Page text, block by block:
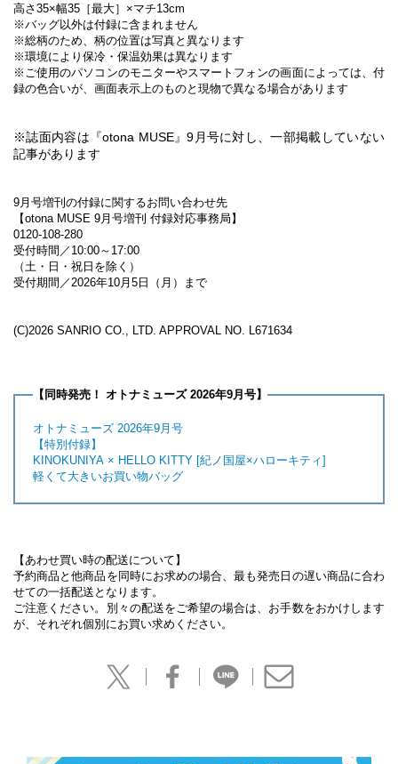
高さ35×幅35［最大］×マチ13cm
※バッグ以外は付録に含まれません
※総柄のため、柄の位置は写真と異なります
※環境により保冷・保温効果は異なります
※ご使用のパソコンのモニターやスマートフォンの画面によっては、付
録の色合いが、画面表示上のものと現物で異なる場合があります
※誌面内容は『otona MUSE』9月号に対し、一部掲載していない
記事があります
9月号増刊の付録に関するお問い合わせ先
【otona MUSE 9月号増刊 付録対応事務局】
0120-108-280
受付時間／10:00～17:00
（土・日・祝日を除く）
受付期間／2026年10月5日（月）まで
(C)2026 SANRIO CO., LTD. APPROVAL NO. L671634
【同時発売！ オトナミューズ 2026年9月号】
オトナミューズ 2026年9月号
【特別付録】
KINOKUNIYA × HELLO KITTY [紀ノ国屋×ハローキティ]
軽くて大きいお買い物バッグ
【あわせ買い時の配送について】
予約商品と他商品を同時にお求めの場合、最も発売日の遅い商品に合わ
せての一括配送となります。
ご注意ください。別々の配送をご希望の場合は、お手数をおかけします
が、それぞれ個別にお買い求めください。